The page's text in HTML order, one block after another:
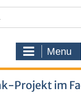
Menu
Projekt im